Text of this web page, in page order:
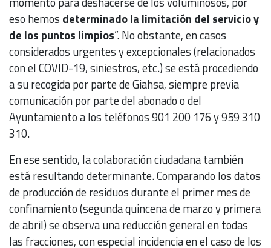
eso hemos determinado la limitación del servicio y
de los puntos limpios”. No obstante, en casos
considerados urgentes y excepcionales (relacionados
con el COVID-19, siniestros, etc.) se está procediendo
a su recogida por parte de Giahsa, siempre previa
comunicación por parte del abonado o del
Ayuntamiento a los teléfonos 901 200 176 y 959 310
310.
En ese sentido, la colaboración ciudadana también
está resultando determinante. Comparando los datos
de producción de residuos durante el primer mes de
confinamiento (segunda quincena de marzo y primera
de abril) se observa una reducción general en todas
las fracciones, con especial incidencia en el caso de los